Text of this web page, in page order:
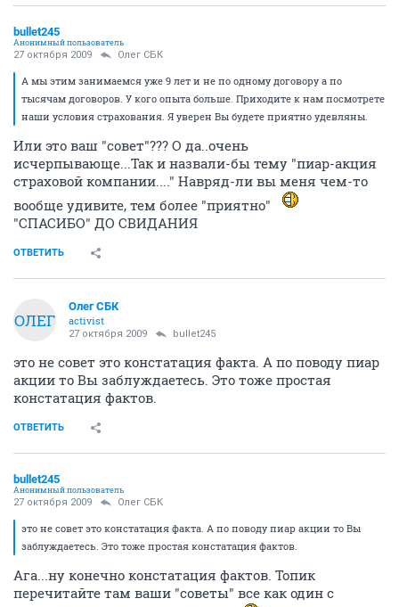
bullet245
Анонимный пользователь
27 октября 2009 Олег СБК
А мы этим занимаемся уже 9 лет и не по одному договору а по
тысячам договоров. У кого опыта больше. Приходите к нам посмотрете
наши условия страхования. Я уверен Вы будете приятно удевляны.
Или это ваш "совет"??? О да..очень
исчерпывающе...Так и назвали-бы тему "пиар-акция
страховой компании...." Навряд-ли вы меня чем-то
вообще удивите, тем более "приятно"
"СПАСИБО" ДО СВИДАНИЯ
ОТВЕТИТЬ
ОЛЕГ
Олег СБК
activist
27 октября 2009 bullet245
это не совет это констатация факта. А по поводу пиар
акции то Вы заблуждаетесь. Это тоже простая
констатация фактов.
ОТВЕТИТЬ
bullet245
Анонимный пользователь
27 октября 2009 Олег СБК
это не совет это констатация факта. А по поводу пиар акции то Вы
заблуждаетесь. Это тоже простая констатация фактов.
Ага...ну конечно констатация фактов. Топик
перечитайте там ваши "советы" все как один с